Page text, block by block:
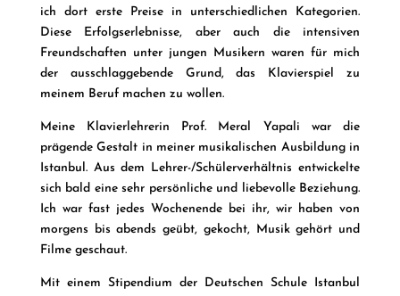
ich dort erste Preise in unterschiedlichen Kategorien.
Diese Erfolgserlebnisse, aber auch die intensiven
Freundschaften unter jungen Musikern waren für mich
der ausschlaggebende Grund, das Klavierspiel zu
meinem Beruf machen zu wollen.
Meine Klavierlehrerin Prof. Meral Yapali war die
prägende Gestalt in meiner musikalischen Ausbildung in
Istanbul. Aus dem Lehrer-/Schülerverhältnis entwickelte
sich bald eine sehr persönliche und liebevolle Beziehung.
Ich war fast jedes Wochenende bei ihr, wir haben von
morgens bis abends geübt, gekocht, Musik gehört und
Filme geschaut.
Mit einem Stipendium der Deutschen Schule Istanbul